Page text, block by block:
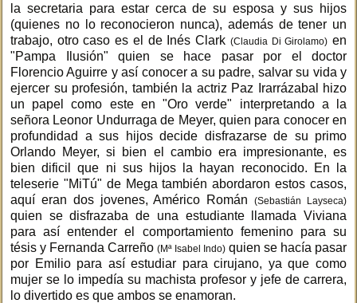
la secretaria para estar cerca de su esposa y sus hijos
(quienes no lo reconocieron nunca), además de tener un
trabajo, otro caso es el de Inés Clark (Claudia Di Girolamo) en
"Pampa Ilusión" quien se hace pasar por el doctor
Florencio Aguirre y así conocer a su padre, salvar su vida y
ejercer su profesión, también la actriz Paz Irarrázabal hizo
un papel como este en "Oro verde" interpretando a la
señora Leonor Undurraga de Meyer, quien para conocer en
profundidad a sus hijos decide disfrazarse de su primo
Orlando Meyer, si bien el cambio era impresionante, es
bien dificil que ni sus hijos la hayan reconocido. En la
teleserie "MiTú" de Mega también abordaron estos casos,
aquí eran dos jovenes, Américo Román(Sebastián Layseca)
quien se disfrazaba de una estudiante llamada Viviana
para así entender el comportamiento femenino para su
tésis y Fernanda Carreño(Mª Isabel Indo)quien se hacía pasar
por Emilio para así estudiar para cirujano, ya que como
mujer se lo impedía su machista profesor y jefe de carrera,
lo divertido es que ambos se enamoran.